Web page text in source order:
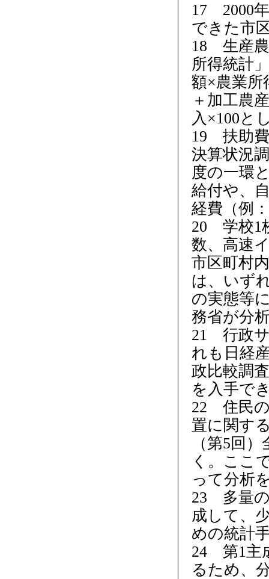
17 2000
できた市
18 生産農
所得統計
額×農業所
＋加工農
入×100と
19 扶助費
決算状況
度の一環
給付や、
経費（例
20 学校1
数、高速
市区町村
は、いず
の実態等
務省が分
21 行政サ
れも日経
政比較調
を入手で
22 住民の
置に関す
（第5回
く。ここ
って分析
23 多量の
成して、
めの統計
24 第1主
るため、